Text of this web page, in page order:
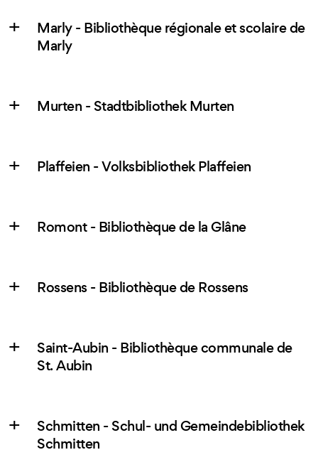
Marly - Bibliothèque régionale et scolaire de
Marly
Murten - Stadtbibliothek Murten
Plaffeien - Volksbibliothek Plaffeien
Romont - Bibliothèque de la Glâne
Rossens - Bibliothèque de Rossens
Saint-Aubin - Bibliothèque communale de
St. Aubin
Schmitten - Schul- und Gemeindebibliothek
Schmitten